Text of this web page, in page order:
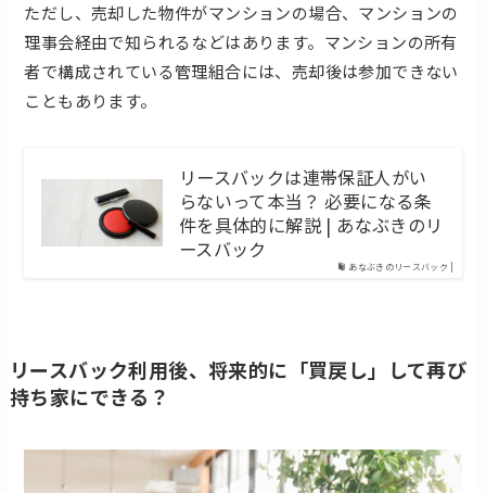
ただし、売却した物件がマンションの場合、マンションの
理事会経由で知られるなどはあります。マンションの所有
者で構成されている管理組合には、売却後は参加できない
こともあります。
あなぶきのリースバック |
リースバックは連帯保証⼈がい
らないって本当？ 必要になる条
件を具体的に解説 | あなぶきのリ
ースバック
リースバック利用後、将来的に「買戻し」して再び
持ち家にできる？